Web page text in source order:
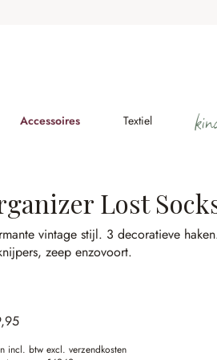
Accessoires Textiel
Lost
vintage stijl. 3 decoratieve
zeep enzovoort.
incl. btw excl. verzendkosten